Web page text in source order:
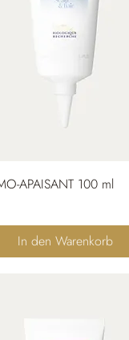
APAISANT 100 ml
In den Warenkorb